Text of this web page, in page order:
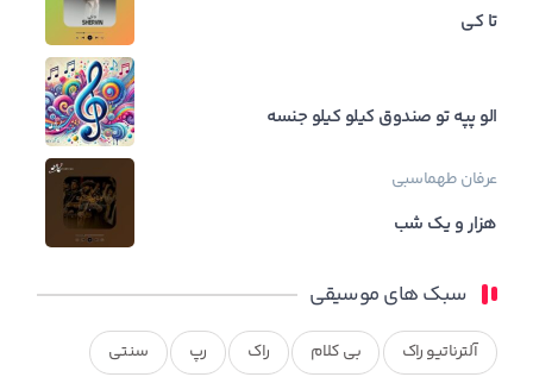
تا کی
الو پپه تو صندوق کیلو کیلو جنسه
عرفان طهماسبی
هزار و یک شب
سبک های موسیقی
آلترناتیو راک بی کلام راک رپ سنتی